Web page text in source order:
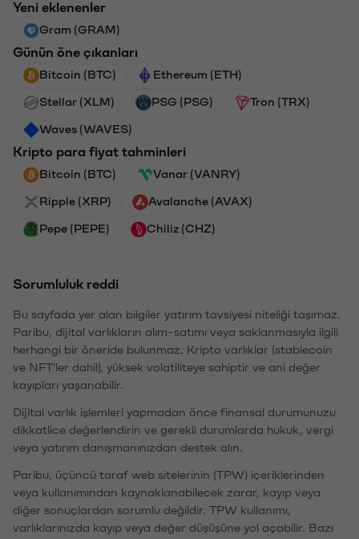
Yeni eklenenler
Gram (GRAM)
Günün öne çıkanları
Bitcoin (BTC) Ethereum (ETH)
Stellar (XLM) PSG (PSG) Tron (TRX)
Waves (WAVES)
Kripto para fiyat tahminleri
Bitcoin (BTC) Vanar (VANRY)
Ripple (XRP) Avalanche (AVAX)
Pepe (PEPE) Chiliz (CHZ)
Sorumluluk reddi
Bu sayfada yer alan bilgiler yatırım tavsiyesi niteliği taşımaz.
Paribu, dijital varlıkların alım-satımı veya saklanmasıyla ilgili
herhangi bir öneride bulunmaz. Kripto varlıklar (stablecoin
ve NFT'ler dahil), yüksek volatiliteye sahiptir ve ani değer
kayıpları yaşanabilir.
Dijital varlık işlemleri yapmadan önce finansal durumunuzu
dikkatlice değerlendirin ve gerekli durumlarda hukuk, vergi
veya yatırım danışmanınızdan destek alın.
Paribu, üçüncü taraf web sitelerinin (TPW) içeriklerinden
veya kullanımından kaynaklanabilecek zarar, kayıp veya
diğer sonuçlardan sorumlu değildir. TPW kullanımı,
varlıklarınızda kayıp veya değer düşüşüne yol açabilir. Bazı